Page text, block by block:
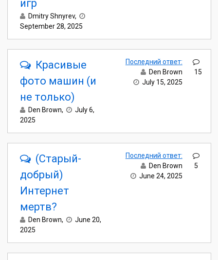
игр
Dmitry Shnyrev,
September 28, 2025
Красивые
фото машин (и
не только)
Den Brown,
July 6,
2025
Последний ответ:
Den Brown
July 15, 2025
15
(Старый-
добрый)
Интернет
мертв?
Den Brown,
June 20,
2025
Последний ответ:
Den Brown
June 24, 2025
5